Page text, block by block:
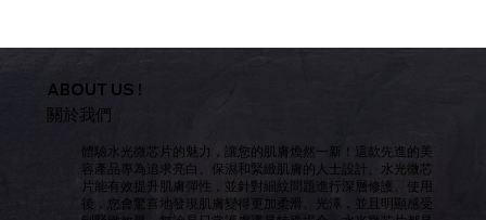
ABOUT US !
關於我們
體驗水光微芯片的魅力，讓您的肌膚煥然一新！這款先進的美
容產品專為追求亮白、保濕和緊緻肌膚的人士設計。水光微芯
片能有效提升肌膚彈性，並針對細紋問題進行深層修護。使用
後，您會驚喜地發現肌膚變得更加柔滑、光澤，並且明顯感受